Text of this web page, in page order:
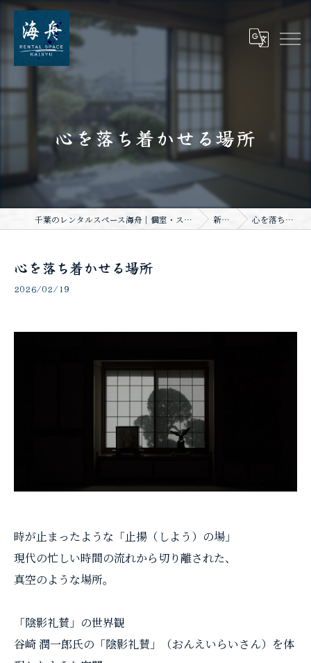
心を落ち着かせる場所
千葉のレンタルスペース海舟｜個室・スタジオ・一棟貸し｜大人数・WiFi完備 新着情報 心を落ち着かせる場所
心を落ち着かせる場所
2026/02/19
時が止まったような「止揚（しよう）の場」
現代の忙しい時間の流れから切り離された、
真空のような場所。
「陰影礼賛」の世界観
​谷崎 潤一郎氏の「陰影礼賛」（おんえいらいさん）を体